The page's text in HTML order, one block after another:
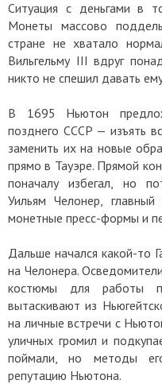
Ситуация с деньгами в
Монеты массово
стране не хватало
Вильгельму III вдруг
никто не спешил давать
В 1695 Ньютон
позднего СССР — изъять
заменить их на новые
прямо в Тауэре. Прямой
поначалу избегал, но
Уильям Челонер,
монетные пресс-формы и
Дальше начался какой-то
на Челонера.
костюмы для работы
вытаскивают из
на личные встречи с
уличных громил и
поймали, но методы
репутацию Ньютона.